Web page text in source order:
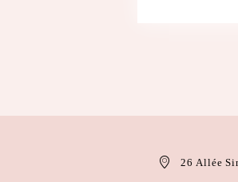
26 Allée